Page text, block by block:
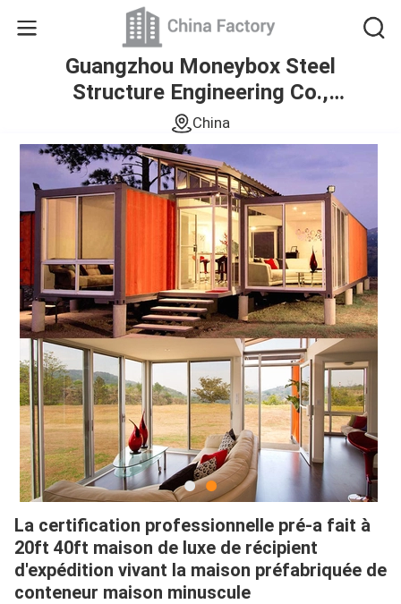
Guangzhou Moneybox Steel
Structure Engineering Co.,
Ltd.
China
La certification professionnelle pré-a fait à
20ft 40ft maison de luxe de récipient
d'expédition vivant la maison préfabriquée de
conteneur maison minuscule